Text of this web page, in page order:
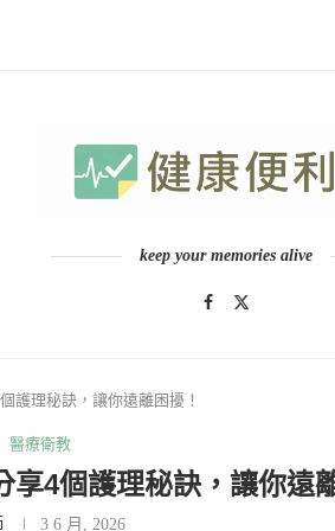
keep your memories alive
護理秘訣，讓你遠離困擾！
醫療衛教
4個護理秘訣，讓你遠
3 6 月, 2026